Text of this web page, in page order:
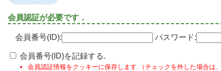
会員認証が必要です．
会員番号(ID): パスワード:
会員番号(ID)を記録する.
会員認証情報をクッキーに保存します.（チェックを外した場合は